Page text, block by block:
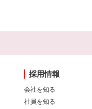
採用情報
会社を知る
社員を知る